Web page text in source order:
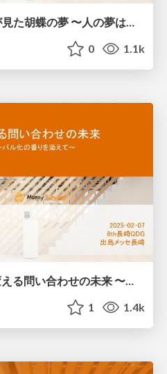
[2026-12-12]あの日僕が見た胡蝶の夢 〜人の夢は終わらねェ AIによるパフォーマンスチューニングのすゝめ〜
0 1.1k
[2025-02-07]生成AIで変える問い合わせの未来 〜チームグローバル化の香りを添えて〜
1 1.4k